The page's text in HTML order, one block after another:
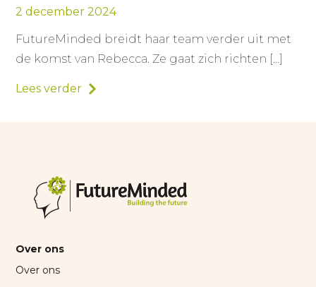
2 december 2024
FutureMinded breidt haar team verder uit met
de komst van Rebecca. Ze gaat zich richten […]
Lees verder
Over ons
Over ons